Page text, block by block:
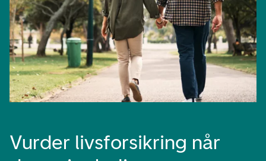
Vurder livsforsikring når